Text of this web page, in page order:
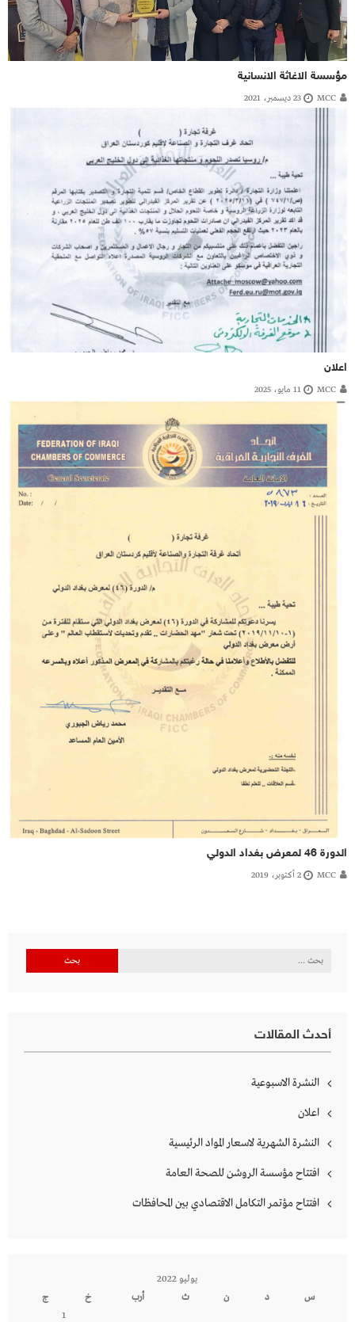
مؤسسة الاغاثة الانسانية
MCC 23 ديسمبر، 2021
اعلان
MCC 11 مايو، 2025
الدورة 46 لمعرض بغداد الدولي
MCC 2 أكتوبر، 2019
البحث
أحدث المقالات
النشرة الاسبوعية
اعلان
النشرة الشهرية لاسعار المواد الرئيسية
افتتاح مؤسسة الروشن للصحة العامة
افتتاح مؤتمر التكامل الاقتصادي بين المحافظات
يوليو 2022
س
د ن ث أرب خ
ج
1